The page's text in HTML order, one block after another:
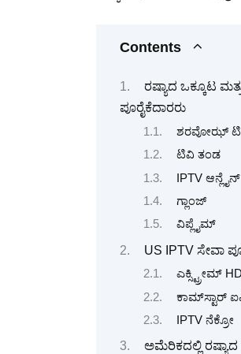
Contents
ರಷ್ಯಾದ ಒಕ್ಕೂಟ
ಪೂರೈಕೆದಾರರು
ಶರವೋಝ್
ಟಿವಿ ತಂಡ
IPTV ಆನ್ಲೈನ್
ಗ್ಲಾಂಜ್
ವಿಪ್ಲೈಮ್
US IPTV ಸೇವಾ
ಎಕ್ಸ್ಟ್ರೀಮ್
ಕಾಮ್‌ಸ್ಟಾರ್
IPTV ನೆಕ್ರೋ
ಅಮೆರಿಕದಲ್ಲಿ ರಷ್ಯಾದ